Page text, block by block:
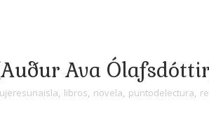
Ava
, libros, novela, puntodelectura,